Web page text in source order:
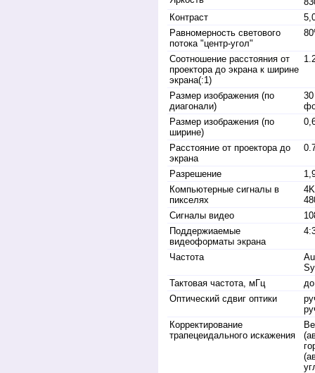
Контраст
Равномерность светового
потока "центр-угол"
Соотношение расстояния от
проектора до экрана к ширине
экрана(:1)
Размер изображения (по
диагонали)
Размер изображения (по
ширине)
Расстояние от проектора до
экрана
Разрешение
Компьютерные сигналы в
пикселях
Cигналы видео
Поддержиаемые
видеоформаты экрана
Частота
Тактовая частота, мГц
Оптический сдвиг оптики
Корректирование
трапецеидального искажения